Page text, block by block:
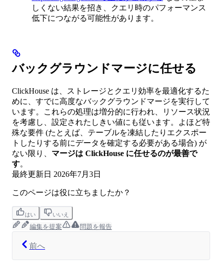
しくない結果を招き、クエリ時のパフォーマンス
低下につながる可能性があります。
バックグラウンドマージに任せる
ClickHouse は、ストレージとクエリ効率を最適化するた
めに、すでに高度なバックグラウンドマージを実行して
います。これらの処理は増分的に行われ、リソース状況
を考慮し、設定されたしきい値にも従います。よほど特
殊な要件 (たとえば、テーブルを凍結したりエクスポー
トしたりする前にデータを確定する必要がある場合) が
ない限り、 マージは ClickHouse に任せるのが最善で
す。
最終更新日 2026年7月3日
このページは役に立ちましたか？
はい いいえ
編集を提案 問題を報告
前へ